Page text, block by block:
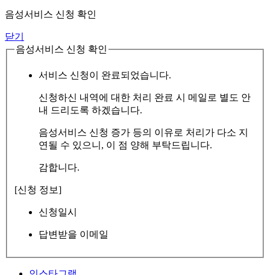
음성서비스 신청 확인
닫기
음성서비스 신청 확인
서비스 신청이 완료되었습니다.
신청하신 내역에 대한 처리 완료 시 메일로 별도 안
내 드리도록 하겠습니다.
음성서비스 신청 증가 등의 이유로 처리가 다소 지
연될 수 있으니, 이 점 양해 부탁드립니다.
감합니다.
[신청 정보]
신청일시
답변받을 이메일